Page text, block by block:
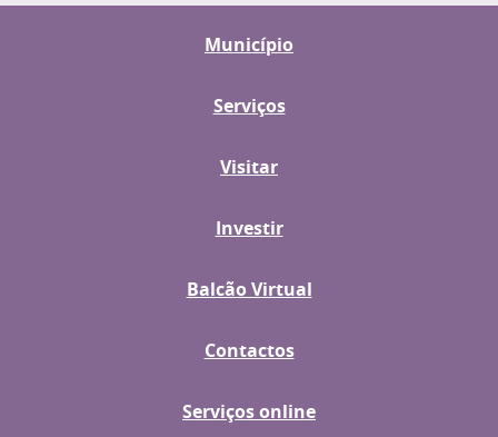
Município
Serviços
Visitar
Investir
Balcão Virtual
Contactos
Serviços online